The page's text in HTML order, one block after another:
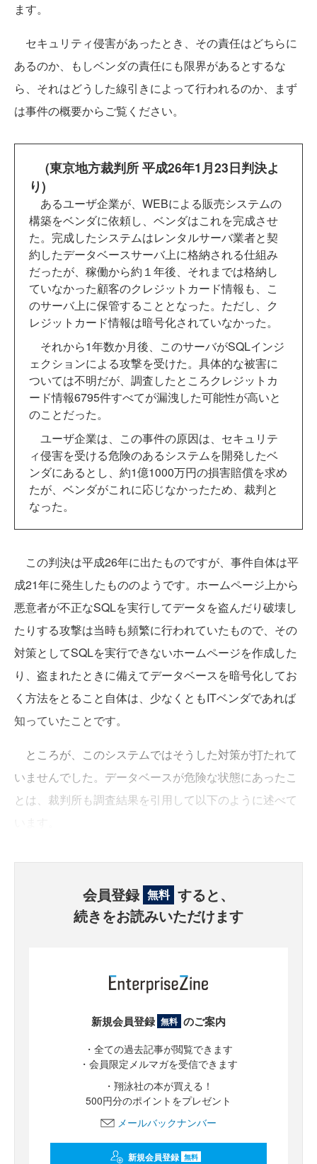
ます。
セキュリティ侵害があったとき、その責任はどちらに
あるのか、もしベンダの責任にも限界があるとするな
ら、それはどうした線引きによって行われるのか、まず
は事件の概要からご覧ください。
(東京地方裁判所 平成26年1月23日判決よ
り)
あるユーザ企業が、WEBによる販売システムの
構築をベンダに依頼し、ベンダはこれを完成させ
た。完成したシステムはレンタルサーバ業者と契
約したデータベースサーバ上に格納される仕組み
だったが、稼働から約１年後、それまでは格納し
ていなかった顧客のクレジットカード情報も、こ
のサーバ上に保管することとなった。ただし、ク
レジットカード情報は暗号化されていなかった。
それから1年数か月後、このサーバがSQLインジ
ェクションによる攻撃を受けた。具体的な被害に
ついては不明だが、調査したところクレジットカ
ード情報6795件すべてが漏洩した可能性が高いと
のことだった。
ユーザ企業は、この事件の原因は、セキュリテ
ィ侵害を受ける危険のあるシステムを開発したベ
ンダにあるとし、約1億1000万円の損害賠償を求め
たが、ベンダがこれに応じなかったため、裁判と
なった。
この判決は平成26年に出たものですが、事件自体は平
成21年に発生したもののようです。ホームページ上から
悪意者が不正なSQLを実行してデータを盗んだり破壊し
たりする攻撃は当時も頻繁に行われていたもので、その
対策としてSQLを実行できないホームページを作成した
り、盗まれたときに備えてデータベースを暗号化してお
く方法をとること自体は、少なくともITベンダであれば
知っていたことです。
ところが、このシステムではそうした対策が打たれて
いませんでした。データベースが危険な状態にあったこ
とは、裁判所も調査結果を引用して以下のように述べて
会員登録 無料 すると、
続きをお読みいただけます
新規会員登録 無料 のご案内
・全ての過去記事が閲覧できます
・会員限定メルマガを受信できます
・翔泳社の本が買える！
500円分のポイントをプレゼント
メールバックナンバー
新規会員登録 無料